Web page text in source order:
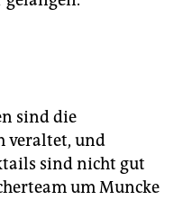
sind die
veraltet, und
sind nicht gut
um Muncke